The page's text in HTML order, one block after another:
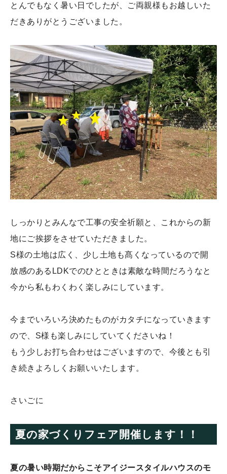
とんでもなく暑い日でしたが、ご両親様もお越しいた
だきありがとうございました。
しっかりとみんなで工事の安全祈願と、これからの新
地にご挨拶をさせていただきました。
S様の土地は広く、少し土地も髙くなっているので開
放感のあるLDKでのひとときは素敵な時間だろうなと
今から私もわくわく楽しみにしています。
今までいろいろ決めたものがカタチになっていきます
ので、S様も楽しみにしていてくださいね！
もう少しお打ち合わせはございますので、今後とも引
き続きよろしくお願いいたします。
さいごに
夏の家づくりフェア開催します！！
夏の暑い時期だからこそアイジースタイルハウスのモ